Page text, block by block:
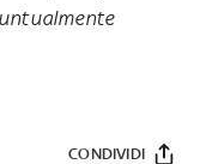
CONDIVIDI